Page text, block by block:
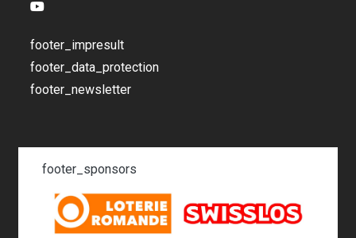
footer_impresult
footer_data_protection
footer_newsletter
footer_sponsors